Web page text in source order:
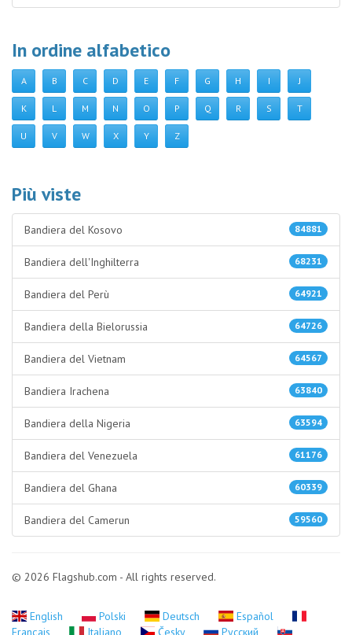
In ordine alfabetico
A B C D E F G H I J
K L M N O P Q R S T
U V W X Y Z
Più viste
84881
Bandiera del Kosovo
68231
Bandiera dell'Inghilterra
64921
Bandiera del Perù
64726
Bandiera della Bielorussia
64567
Bandiera del Vietnam
63840
Bandiera Irachena
63594
Bandiera della Nigeria
61176
Bandiera del Venezuela
60339
Bandiera del Ghana
59560
Bandiera del Camerun
© 2026 Flagshub.com - All rights reserved.
English Polski Deutsch
Español